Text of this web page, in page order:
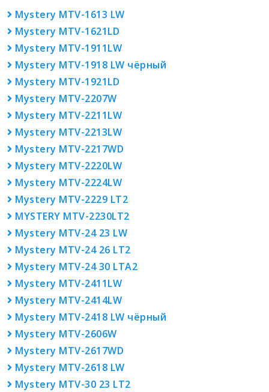
Mystery MTV-1613 LW
Mystery MTV-1621LD
Mystery MTV-1911LW
Mystery MTV-1918 LW чёрный
Mystery MTV-1921LD
Mystery MTV-2207W
Mystery MTV-2211LW
Mystery MTV-2213LW
Mystery MTV-2217WD
Mystery MTV-2220LW
Mystery MTV-2224LW
Mystery MTV-2229 LT2
MYSTERY MTV-2230LT2
Mystery MTV-24 23 LW
Mystery MTV-24 26 LT2
Mystery MTV-24 30 LTA2
Mystery MTV-2411LW
Mystery MTV-2414LW
Mystery MTV-2418 LW чёрный
Mystery MTV-2606W
Mystery MTV-2617WD
Mystery MTV-2618 LW
Mystery MTV-30 23 LT2